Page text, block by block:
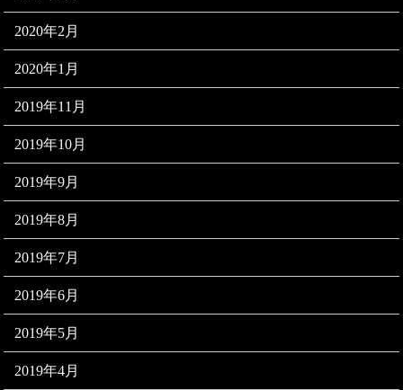
2020年2月
2020年1月
2019年11月
2019年10月
2019年9月
2019年8月
2019年7月
2019年6月
2019年5月
2019年4月